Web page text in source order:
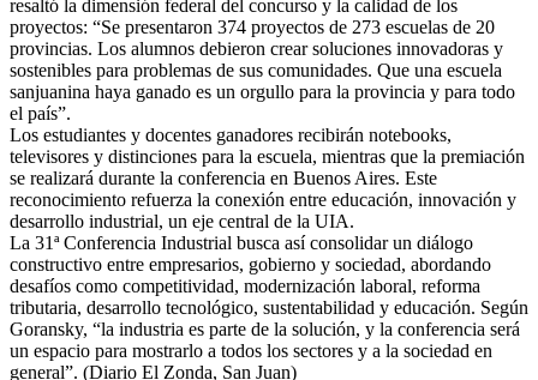
resaltó la dimensión federal del concurso y la calidad de los
proyectos: “Se presentaron 374 proyectos de 273 escuelas de 20
provincias. Los alumnos debieron crear soluciones innovadoras y
sostenibles para problemas de sus comunidades. Que una escuela
sanjuanina haya ganado es un orgullo para la provincia y para todo
el país”.
Los estudiantes y docentes ganadores recibirán notebooks,
televisores y distinciones para la escuela, mientras que la premiación
se realizará durante la conferencia en Buenos Aires. Este
reconocimiento refuerza la conexión entre educación, innovación y
desarrollo industrial, un eje central de la UIA.
La 31ª Conferencia Industrial busca así consolidar un diálogo
constructivo entre empresarios, gobierno y sociedad, abordando
desafíos como competitividad, modernización laboral, reforma
tributaria, desarrollo tecnológico, sustentabilidad y educación. Según
Goransky, “la industria es parte de la solución, y la conferencia será
un espacio para mostrarlo a todos los sectores y a la sociedad en
general”. (Diario El Zonda, San Juan)